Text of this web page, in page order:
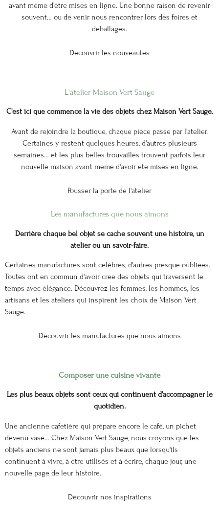
avant même d'être mises en ligne. Une bonne raison de revenir
souvent… ou de venir nous rencontrer lors des foires et
déballages.
Découvrir les nouveautés
L'atelier Maison Vert Sauge
C'est ici que commence la vie des objets chez Maison Vert Sauge.
Avant de rejoindre la boutique, chaque pièce passe par l'atelier.
Certaines y restent quelques heures, d'autres plusieurs
semaines… et les plus belles trouvailles trouvent parfois leur
nouvelle maison avant même d'avoir été mises en ligne.
Pousser la porte de l'atelier
Les manufactures que nous aimons
Derrière chaque bel objet se cache souvent une histoire, un
atelier ou un savoir-faire.
Certaines manufactures sont célèbres, d'autres presque oubliées.
Toutes ont en commun d'avoir créé des objets qui traversent le
temps avec élégance. Découvrez les femmes, les hommes, les
artisans et les ateliers qui inspirent les choix de Maison Vert
Sauge.
Découvrir les manufactures que nous aimons
Composer une cuisine vivante
Les plus beaux objets sont ceux qui continuent d'accompagner le
quotidien.
Une ancienne cafetière qui prépare encore le café, un pichet
devenu vase… Chez Maison Vert Sauge, nous croyons que les
objets anciens ne sont jamais plus beaux que lorsqu'ils
continuent à vivre, à être utilisés et à écrire, chaque jour, une
nouvelle page de leur histoire.
Découvrir nos inspirations